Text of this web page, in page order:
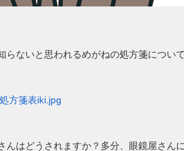
らないと思われるめがねの処方箋につい
んはどうされますか？多分、眼鏡屋さん